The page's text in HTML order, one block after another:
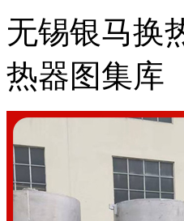
无锡银马换
热器图集库